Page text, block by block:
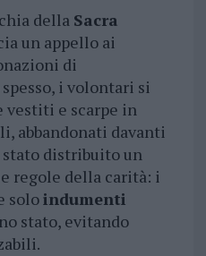
della Sacra
un appello ai
di
i volontari si
vestiti e scarpe in
abbandonati davanti
stato distribuito un
regole della carità: i
soloindumenti
stato, evitando